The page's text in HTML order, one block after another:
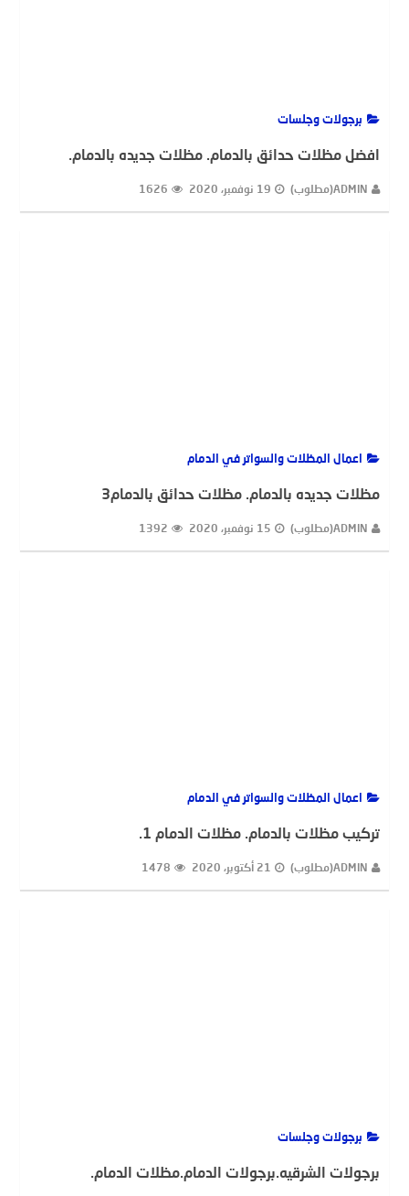
برجولات وجلسات
افضل مظلات حدائق بالدمام. مظلات جديده بالدمام.
ADMIN(مطلوب) 19 نوفمبر، 2020 1626
اعمال المظلات والسواتر في الدمام
مظلات جديده بالدمام. مظلات حدائق بالدمام3
ADMIN(مطلوب) 15 نوفمبر، 2020 1392
اعمال المظلات والسواتر في الدمام
تركيب مظلات بالدمام. مظلات الدمام 1.
ADMIN(مطلوب) 21 أكتوبر، 2020 1478
برجولات وجلسات
برجولات الشرقيه.برجولات الدمام.مظلات الدمام.